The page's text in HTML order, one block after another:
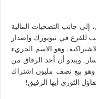
إلى جانب التضحيات المالية
للفرع في نيويورك وإصدار
وهو الاسم الجريء
ويبدو أن أحد الرفاق من
وهو بيع نصف مليون اشتراك
الثوري أيها الرفيق!